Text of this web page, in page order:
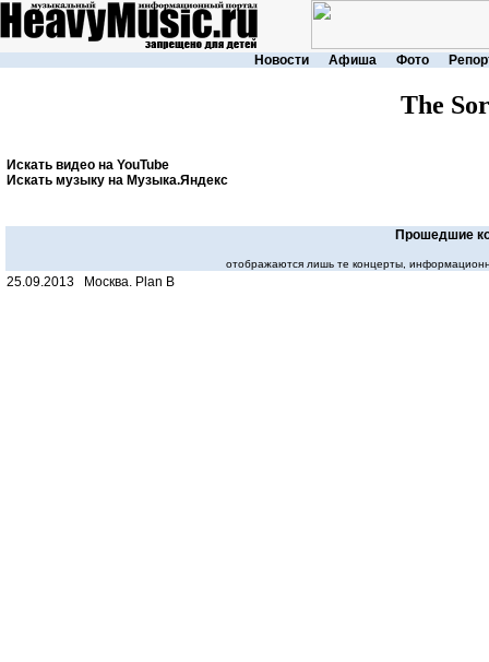
Новости Афиша Фото
The
Искать видео на YouTube
Искать музыку на Музыка.Яндекс
Прошедшие
отображаются лишь те концерты,
25.09.2013 Москва. Plan B